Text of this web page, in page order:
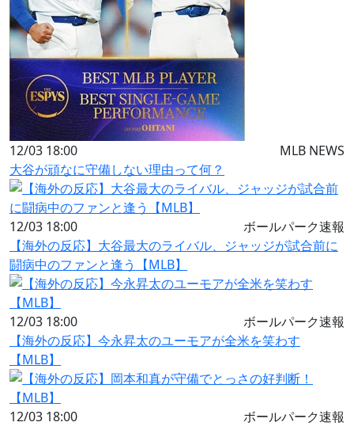
12/03 18:00
MLB NEWS
大谷が頑なに守備しない理由って何？
12/03 18:00
ボールパーク速報
【海外の反応】大谷最大のライバル、ジャッジが試合前に
闘病中のファンと逢う【MLB】
12/03 18:00
ボールパーク速報
【海外の反応】今永昇太のユーモアが全米を笑わす
【MLB】
12/03 18:00
ボールパーク速報